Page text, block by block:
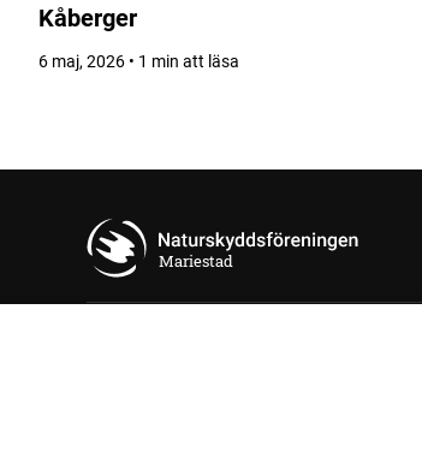
Kåberger
6 maj, 2026 • 1 min att läsa
Mariestad